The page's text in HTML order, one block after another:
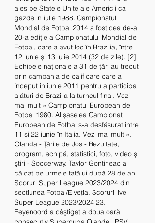
ales pe Statele Unite ale Americii ca
gazde în iulie 1988. Campionatul
Mondial de Fotbal 2014 a fost cea de-a
20-a ediție a Campionatului Mondial de
Fotbal, care a avut loc în Brazilia, între
12 iunie și 13 iulie 2014 (32 de zile). [2]
Echipele naționale a 31 de țări au trecut
prin campania de calificare care a
început în iunie 2011 pentru a participa
alături de Brazilia la turneul final. Vezi
mai mult » Campionatul European de
Fotbal 1980. Al șaselea Campionat
European de Fotbal s-a desfășurat între
11 și 22 iunie în Italia. Vezi mai mult ».
Olanda - Țările de Jos - Rezultate,
program, echipă, statistici, foto, video şi
ştiri - Soccerway. Taylor Gontineac a
călcat pe urmele tatălui după 28 de ani.
Scoruri Super League 2023/2024 din
sectiunea Fotbal/Elveţia. Scoruri live
Super League 2023/2024 23.
Feyenoord a câştigat a doua oară